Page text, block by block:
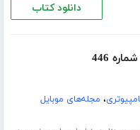
دانلود کتاب
446
، مجله‌های موبایل